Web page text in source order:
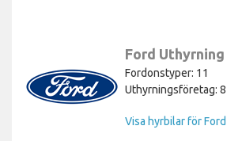
Ford Uthyrning
Fordonstyper: 11
Uthyrningsföretag: 8
Visa hyrbilar för Ford